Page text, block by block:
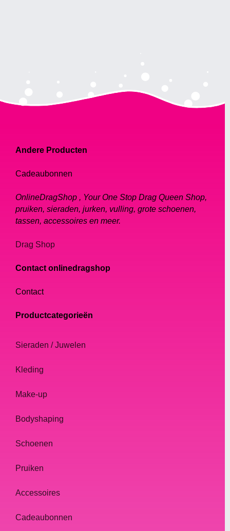
Andere Producten
Cadeaubonnen
OnlineDragShop , Your One Stop Drag Queen Shop,
pruiken, sieraden, jurken, vulling, grote schoenen,
tassen, accessoires en meer.
Drag Shop
Contact onlinedragshop
Contact
Productcategorieën
Sieraden / Juwelen
Kleding
Make-up
Bodyshaping
Schoenen
Pruiken
Accessoires
Cadeaubonnen